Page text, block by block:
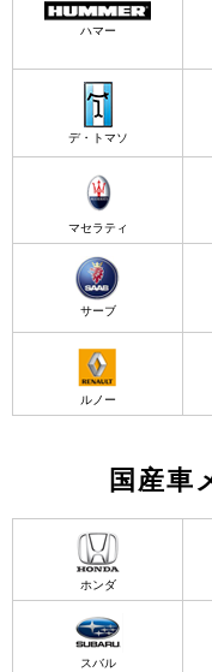
ハマー
デ・トマソ
マセラティ
サーブ
ルノー
国産車
ホンダ
スバル